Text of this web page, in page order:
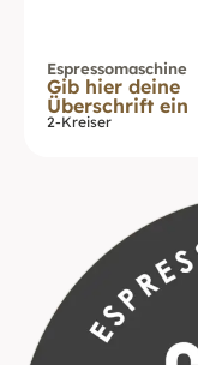
Espressomaschine
Gib hier deine
Überschrift ein
2-Kreiser